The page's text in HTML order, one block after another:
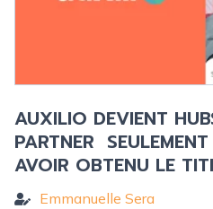
AUXILIO DEVIENT
PARTNER
AVOIR OBTENU LE
Emmanuelle Sera